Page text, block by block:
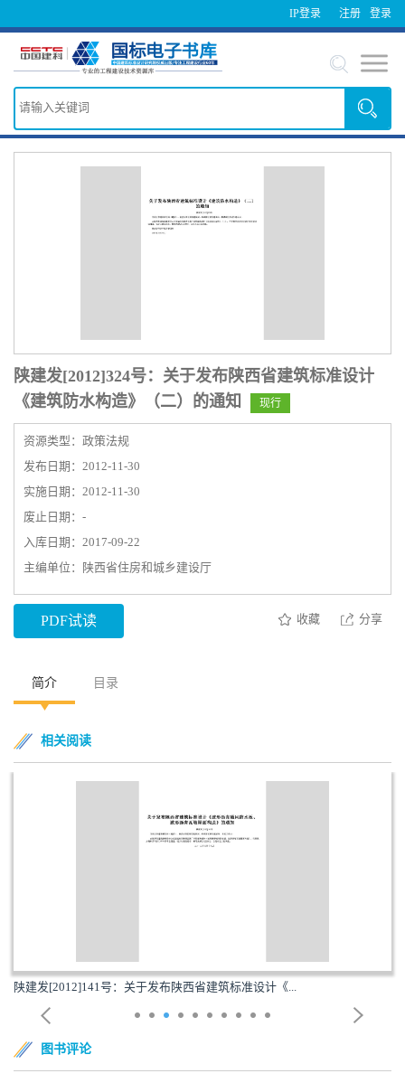
IP登录 登录
注册
陕建发[2012]324号：关于发布陕西省建筑标准设计
《建筑防水构造》（二）的通知
现行
资源类型：政策法规
发布日期：2012-11-30
实施日期：2012-11-30
废止日期：-
入库日期：2017-09-22
主编单位：陕西省住房和城乡建设厅
PDF试读 收藏 分享
简介 目录
相关阅读
陕建发[2012]141号：关于发布陕西省建筑标准设计《...
图书评论